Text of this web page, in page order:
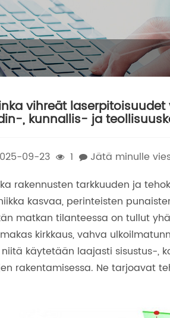
vihreät
, kunnallis- ja
09-23 1
Jätä minulle
rakennusten tarkkuuden ja
kasvaa, perinteisten
matkan tilanteessa on tullut
kirkkaus, vahva
käytetään laajasti sisustus-,
rakentamisessa. Ne tarjoavat